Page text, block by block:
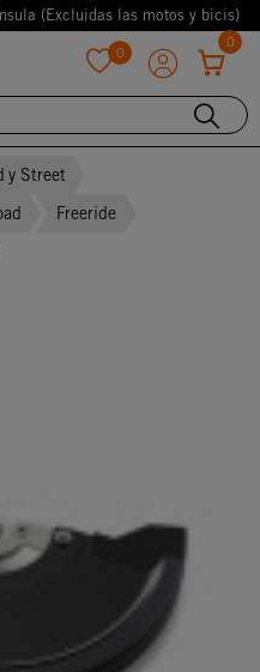
(Excluidas las motos y bicis)
0
0
y Street
Freeride